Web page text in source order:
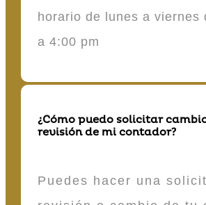
horario de lunes a viernes
a 4:00 pm
¿Cómo puedo solicitar
revisión de mi contador?
Puedes hacer una